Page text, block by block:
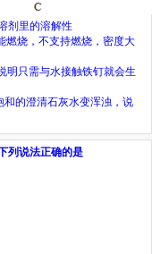
剂里的溶解性
燃烧，不支持燃烧，密度大
明只需与水接触铁钉就会生
和的澄清石灰水变浑浊，说
列说法正确的是